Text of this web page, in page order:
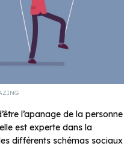
l’apanage de la personne
est experte dans la
différents schémas sociaux